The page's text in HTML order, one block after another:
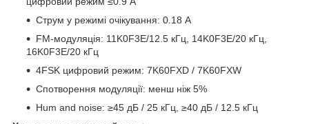
Струм у режимі очікування: 0.18 A
FM-модуляція: 11K0F3E/12.5 кГц, 14K0F3E/20 кГц,
16K0F3E/20 кГц
4FSK цифровий режим: 7K60FXD / 7K60FXW
Спотворення модуляції: менш ніж 5%
Hum and noise: ≥45 дБ / 25 кГц, ≥40 дБ / 12.5 кГц